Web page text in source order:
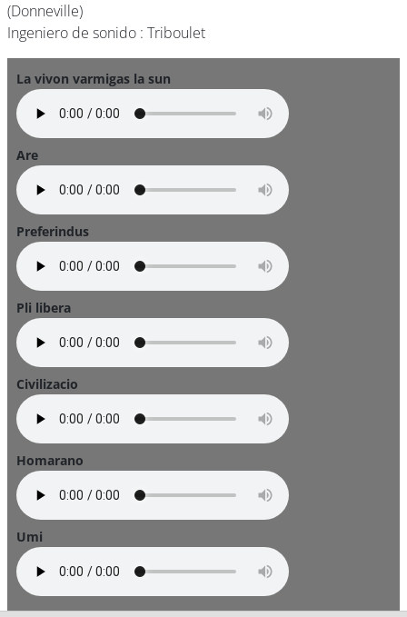
(Donneville)
Ingeniero de sonido : Triboulet
La vivon varmigas la sun
Are
Preferindus
Pli libera
Civilizacio
Homarano
Umi